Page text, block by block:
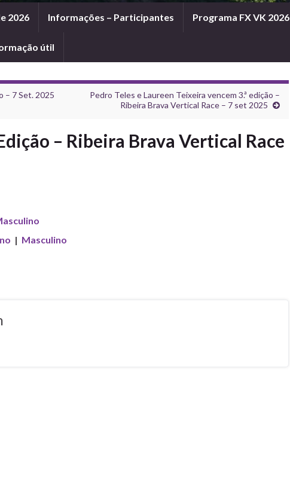
2026 Informações – Participantes Programa FX VK 2026
útil
– 7 Set. 2025
Pedro Teles e Laureen Teixeira vencem 3.ª edição –
Ribeira Brava Vertical Race – 7 set 2025
– Ribeira Brava Vertical Race
| Masculino